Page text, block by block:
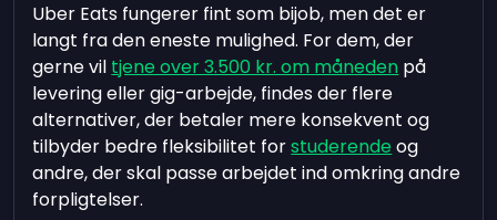
Uber Eats fungerer fint som bijob, men det er
langt fra den eneste mulighed. For dem, der
gerne vil tjene over 3.500 kr. om måneden på
levering eller gig-arbejde, findes der flere
alternativer, der betaler mere konsekvent og
tilbyder bedre fleksibilitet forstuderende og
andre, der skal passe arbejdet ind omkring andre
forpligtelser.